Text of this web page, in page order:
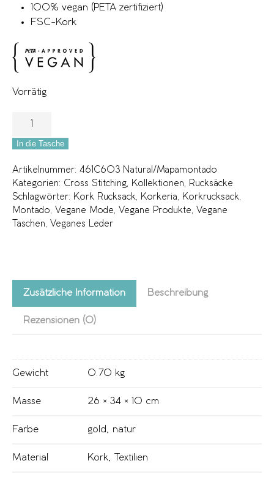
100% vegan (PETA zertifiziert)
FSC-Kork
Vorrätig
In die Tasche
Artikelnummer: 461C603 Natural/Mapamontado
Kategorien: Cross Stitching, Kollektionen, Rucksäcke
Schlagwörter: Kork Rucksack, Korkeria, Korkrucksack,
Montado, Vegane Mode, Vegane Produkte, Vegane
Taschen, Veganes Leder
Zusätzliche Information Beschreibung
Rezensionen (0)
Gewicht 0.70 kg
Masse 26 × 34 × 10 cm
Farbe gold natur
Material Kork Textilien